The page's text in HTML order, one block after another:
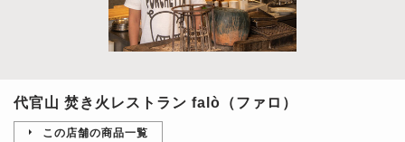
代官山 焚き火レストラン falò（ファロ）
この店舗の商品一覧